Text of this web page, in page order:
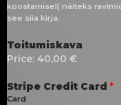
koostamisel( näiteks
see siia kirja.
Toitumiskava
Price: 40,00 €
Stripe Credit Card *
Card